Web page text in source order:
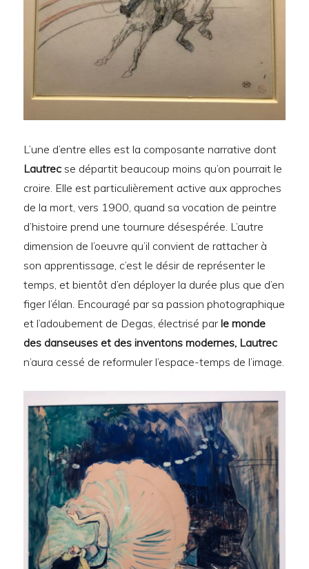
L’une d’entre elles est la composante narrative dont
Lautrec se départit beaucoup moins qu’on pourrait le
croire. Elle est particulièrement active aux approches
de la mort, vers 1900, quand sa vocation de peintre
d’histoire prend une tournure désespérée. L’autre
dimension de l’oeuvre qu’il convient de rattacher à
son apprentissage, c’est le désir de représenter le
temps, et bientôt d’en déployer la durée plus que d’en
figer l’élan. Encouragé par sa passion photographique
et l’adoubement de Degas, électrisé par le monde
des danseuses et des inventons modernes, Lautrec
n’aura cessé de reformuler l’espace-temps de l’image.